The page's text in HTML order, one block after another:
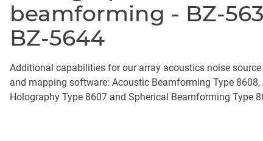
beamforming - BZ-
BZ-5644
Additional capabilities for our array acoustics noise
and mapping software: Acoustic Beamforming Type 8608,
Holography Type 8607 and Spherical Beamforming Type